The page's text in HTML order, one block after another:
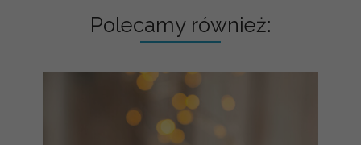
Polecamy również: